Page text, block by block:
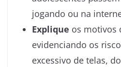
jogando ou na
Explique os motivos
evidenciando os
excessivo de telas, do